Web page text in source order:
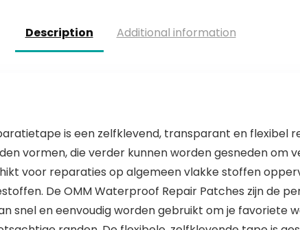
Description Additional information
is een zelfklevend, transparant en flexibel
vormen, die verder kunnen worden gesneden om
voor reparaties op algemeen vlakke stoffen
De OMM Waterproof Repair Patches zijn de
snel en eenvoudig worden gebruikt om je favoriete